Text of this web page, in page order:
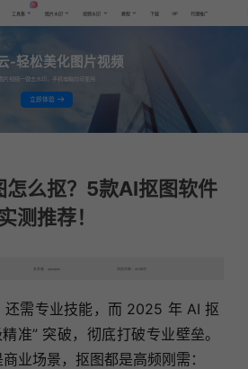
工具集 图片水印 视频水印 教程 下载 VIP 代理推广
-轻松美化图片视频
图片视频一键去水印，手机电脑均可使用
立即体验
么抠？5款AI抠图软件
测推荐！
发表者：qianqian 浏览次数：2486次
还需专业技能，而 2025 年 AI 抠
准” 突破，彻底打破专业壁垒。
业场景，抠图都是高频刚需：